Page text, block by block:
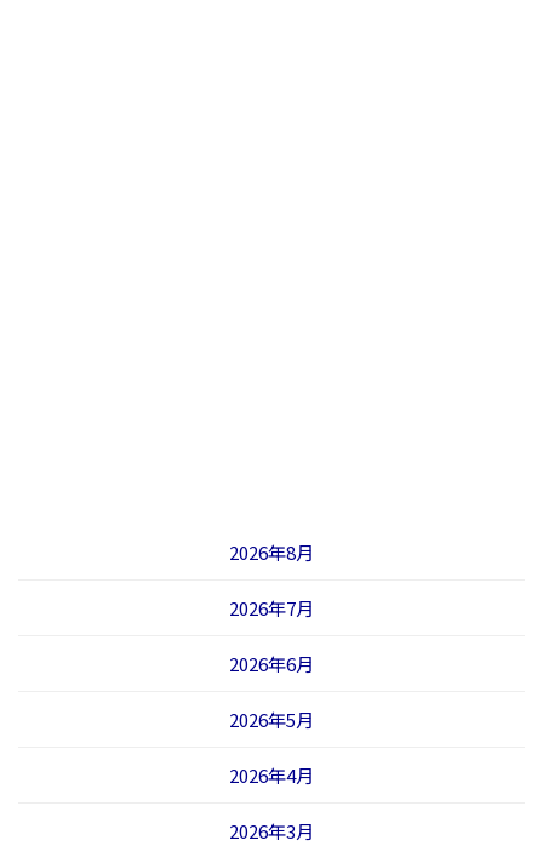
2026年8月
2026年7月
2026年6月
2026年5月
2026年4月
2026年3月